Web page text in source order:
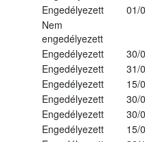
Engedélyezett
01/
Nem
engedélyezett
Engedélyezett
30/
Engedélyezett
31/
Engedélyezett
15/
Engedélyezett
30/
Engedélyezett
30/
Engedélyezett
15/